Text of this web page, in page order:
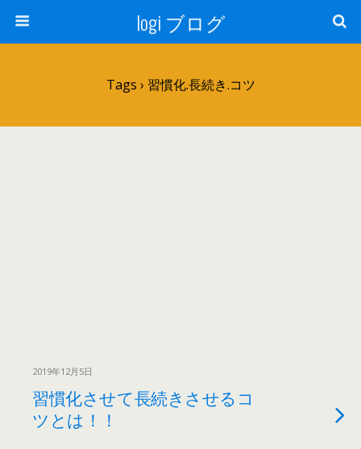
logi ブログ
Tags › 習慣化.長続き.コツ
2019年12月5日
習慣化させて長続きさせるコ
ツとは！！